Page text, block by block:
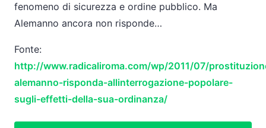
fenomeno di sicurezza e ordine pubblico. Ma
Alemanno ancora non risponde…
Fonte:
http://www.radicaliroma.com/wp/2011/07/
alemanno-risponda-allinterrogazione-popolare-
sugli-effetti-della-sua-ordinanza/